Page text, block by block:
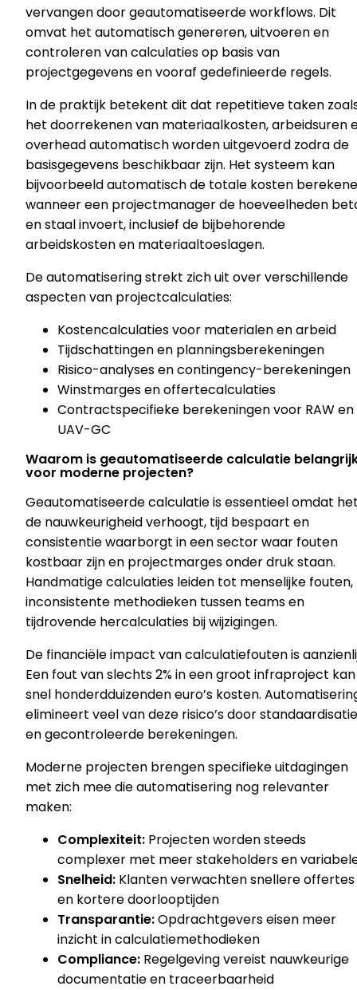
vervangen door geautomatiseerde workflows. Dit
omvat het automatisch genereren, uitvoeren en
controleren van calculaties op basis van
projectgegevens en vooraf gedefinieerde regels.
In de praktijk betekent dit dat repetitieve taken
het doorrekenen van materiaalkosten, arbeidsuren
overhead automatisch worden uitgevoerd zodra de
basisgegevens beschikbaar zijn. Het systeem kan
bijvoorbeeld automatisch de totale kosten
wanneer een projectmanager de hoeveelheden
en staal invoert, inclusief de bijbehorende
arbeidskosten en materiaaltoeslagen.
De automatisering strekt zich uit over verschillende
aspecten van projectcalculaties:
Kostencalculaties voor materialen en arbeid
Tijdschattingen en planningsberekeningen
Risico-analyses en contingency-berekeningen
Winstmarges en offertecalculaties
Contractspecifieke berekeningen voor RAW en
UAV-GC
Waarom is geautomatiseerde calculatie
voor moderne projecten?
Geautomatiseerde calculatie is essentieel omdat
de nauwkeurigheid verhoogt, tijd bespaart en
consistentie waarborgt in een sector waar fouten
kostbaar zijn en projectmarges onder druk staan.
Handmatige calculaties leiden tot menselijke fouten,
inconsistente methodieken tussen teams en
tijdrovende hercalculaties bij wijzigingen.
De financiële impact van calculatiefouten is
Een fout van slechts 2% in een groot infraproject
snel honderdduizenden euro’s kosten.
elimineert veel van deze risico’s door standaardisatie
en gecontroleerde berekeningen.
Moderne projecten brengen specifieke uitdagingen
met zich mee die automatisering nog relevanter
maken:
Complexiteit: Projecten worden steeds
complexer met meer stakeholders en
Snelheid: Klanten verwachten snellere offertes
en kortere doorlooptijden
Transparantie:Opdrachtgevers eisen meer
inzicht in calculatiemethodieken
Compliance: Regelgeving vereist nauwkeurige
documentatie en traceerbaarheid